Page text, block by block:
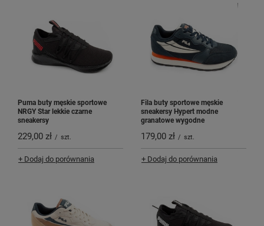
Puma buty męskie sportowe
NRGY Star lekkie czarne
sneakersy
229,00 zł / szt.
+ Dodaj do porównania
Fila buty sportowe męskie
sneakersy Hypert modne
granatowe wygodne
179,00 zł / szt.
+ Dodaj do porównania